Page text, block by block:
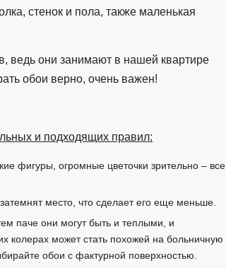
стенок и пола, также маленькая
ведь они занимают в нашей квартире
обои верно, очень важен!
и подходящих правил:
фигуры, огромные цветочки зрительно – все
место, что сделает его еще меньше.
паче они могут быть и теплыми, и
колерах может стать похожей на больничную
обои с фактурной поверхностью.